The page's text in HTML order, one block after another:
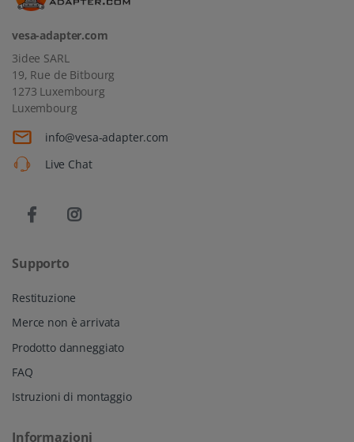
vesa-adapter.com
3idee SARL
19, Rue de Bitbourg
1273 Luxembourg
Luxembourg
info@vesa-adapter.com
Live Chat
Supporto
Restituzione
Merce non è arrivata
Prodotto danneggiato
FAQ
Istruzioni di montaggio
Informazioni